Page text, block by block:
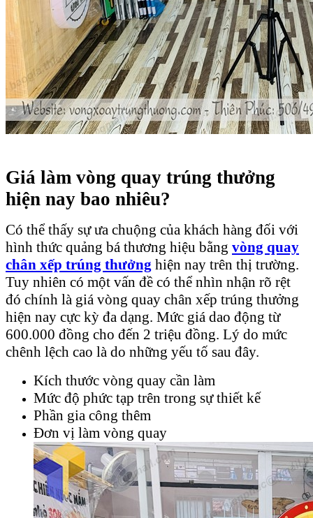
Giá làm vòng quay trúng thưởng
hiện nay bao nhiêu?
Có thể thấy sự ưa chuộng của khách hàng đối với
hình thức quảng bá thương hiệu bằng vòng quay
chân xếp trúng thưởng hiện nay trên thị trường.
Tuy nhiên có một vấn đề có thể nhìn nhận rõ rệt
đó chính là giá vòng quay chân xếp trúng thưởng
hiện nay cực kỳ đa dạng. Mức giá dao động từ
600.000 đồng cho đến 2 triệu đồng. Lý do mức
chênh lệch cao là do những yếu tố sau đây.
Kích thước vòng quay cần làm
Mức độ phức tạp trên trong sự thiết kế
Phần gia công thêm
Đơn vị làm vòng quay